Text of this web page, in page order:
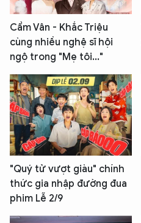
Cẩm Vân - Khắc Triệu
cùng nhiều nghệ sĩ hội
ngộ trong "Mẹ tôi..."
"Quý tử vượt giàu" chính
thức gia nhập đường đua
phim Lễ 2/9